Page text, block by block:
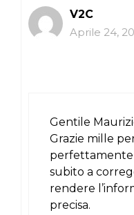
V2C
Aprile 24,
Gentile
Grazie mille
perfettamente
subito a
rendere
precisa.